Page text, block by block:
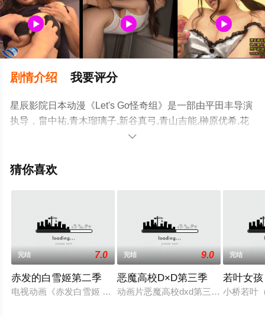
剧情介绍 我要评分
星辰影院日本动漫《Let's Go怪奇组》是一部由平田丰导演
执导，畠中祐,青木瑠璃子,新谷真弓,青山吉能,榊原优希,花
泽香菜,千叶繁等演员精彩演绎的日本动漫，手机免费观看
可移步至豆瓣动漫、电视猫或剧情网等平台了解。

猜你喜欢
完结 7.0
赤发的白雪姬第二季
电视动画《赤发白雪姬 第二季》改编自日本漫画家秋月空太原
完结 9.0
恶魔高校D×D第三季
动画片恶魔高校dxd第三季故事接前
完结
若叶女孩
小桥若叶